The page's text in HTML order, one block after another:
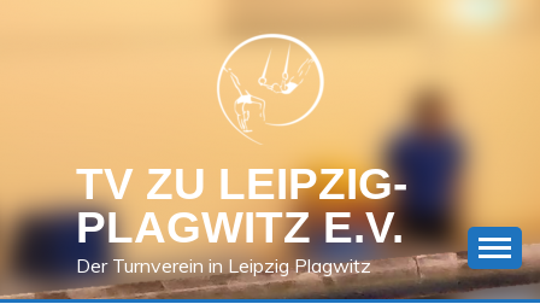
TV ZU LEIPZIG-
PLAGWITZ E.V.
Der Turnverein in Leipzig Plagwitz